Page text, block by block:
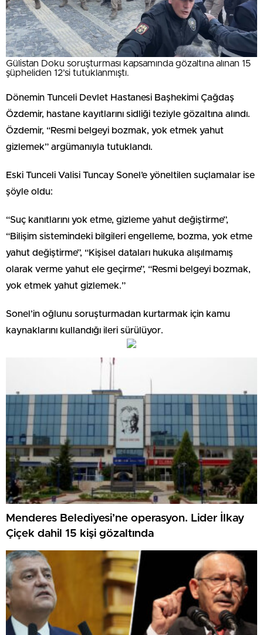
Gülistan Doku soruşturması kapsamında gözaltına alınan 15
şüpheliden 12’si tutuklanmıştı.
Dönemin Tunceli Devlet Hastanesi Başhekimi Çağdaş
Özdemir, hastane kayıtlarını sidliği teziyle gözaltına alındı.
Özdemir, “Resmi belgeyi bozmak, yok etmek yahut
gizlemek” argümanıyla tutuklandı.
Eski Tunceli Valisi Tuncay Sonel’e yöneltilen suçlamalar ise
şöyle oldu:
“Suç kanıtlarını yok etme, gizleme yahut değiştirme”,
“Bilişim sistemindeki bilgileri engelleme, bozma, yok etme
yahut değiştirme”, “Kişisel dataları hukuka alışılmamış
olarak verme yahut ele geçirme”, “Resmi belgeyi bozmak,
yok etmek yahut gizlemek.”
Sonel’in oğlunu soruşturmadan kurtarmak için kamu
kaynaklarını kullandığı ileri sürülüyor.
Menderes Belediyesi’ne operasyon. Lider İlkay
Çiçek dahil 15 kişi gözaltında